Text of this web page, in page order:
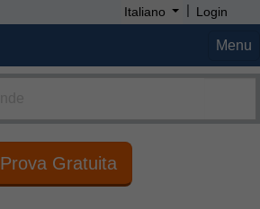
Italiano | Login
Menu
Prova Gratuita